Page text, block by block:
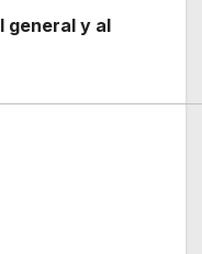
general y al